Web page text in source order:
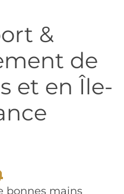
sculptures et
&
de
et en Île-
bonnes mains